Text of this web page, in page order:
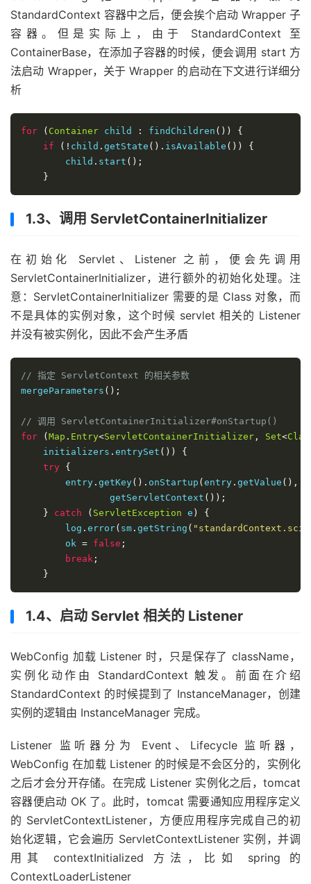
StandardContext 容器中之后，便会挨个启动 Wrapper 子
容器。但是实际上，由于 StandardContext 至
ContainerBase，在添加子容器的时候，便会调用 start 方
法启动 Wrapper，关于 Wrapper 的启动在下文进行详细分
析
for ( Container child : findChildren ())
{
if
(! child . getState (). isAvailable ())
{
        child
. start ();
}
1.3、调用 ServletContainerInitializer
在初始化 Servlet、Listener 之前，便会先调用
ServletContainerInitializer，进行额外的初始化处理。注
意：ServletContainerInitializer 需要的是 Class 对象，而
不是具体的实例对象，这个时候 servlet 相关的 Listener
并没有被实例化，因此不会产生矛盾
// 指定 ServletContext 的相关参数
mergeParameters ();
// 调用 ServletContainerInitializer#onStartup()
for
( Map . Entry<ServletContainerInitializer , Set<
    initializers
. entrySet ())
{
try {
        entry
. getKey(). onStartup ( entry . getValue (),
                getServletContext
());
}
catch ( ServletException e )
{
        log
. error( sm . getString (
        ok
= false ;
break ;
}
1.4、启动 Servlet 相关的 Listener
WebConfig 加载 Listener 时，只是保存了 className，
实例化动作由 StandardContext 触发。前面在介绍
StandardContext 的时候提到了 InstanceManager，创建
实例的逻辑由 InstanceManager 完成。
Listener 监听器分为 Event、Lifecycle 监听器，
WebConfig 在加载 Listener 的时候是不会区分的，实例化
之后才会分开存储。在完成 Listener 实例化之后，tomcat
容器便启动 OK 了。此时，tomcat 需要通知应用程序定义
的 ServletContextListener，方便应用程序完成自己的初
始化逻辑，它会遍历 ServletContextListener 实例，并调
用其 contextInitialized 方法，比如 spring 的
ContextLoaderListener